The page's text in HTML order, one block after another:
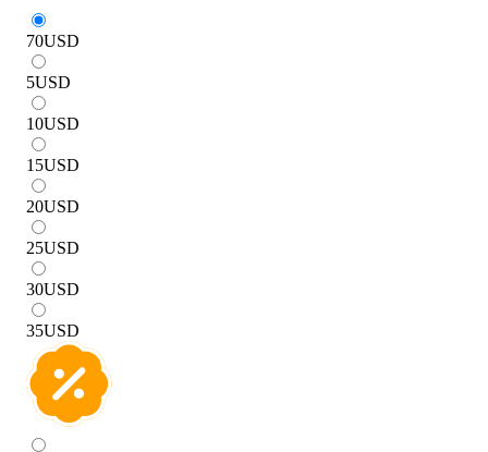
70USD
5USD
10USD
15USD
20USD
25USD
30USD
35USD